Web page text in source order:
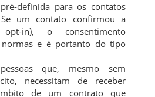
definida para os contatos
um contato confirmou a
in), o consentimento
normas e é portanto do tipo
que, mesmo sem
necessitam de receber
de um contrato que